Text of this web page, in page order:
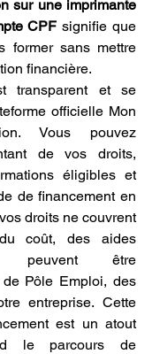
sur une imprimante
CPF signifie que
former sans mettre
financière.
transparent et se
officielle Mon
Vous pouvez
de vos droits,
éligibles et
de financement en
droits ne couvrent
coût, des aides
peuvent être
Pôle Emploi, des
entreprise. Cette
est un atout
le parcours de